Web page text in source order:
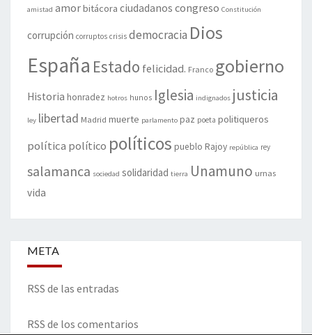
amistad amorbitácora ciudadanos congreso Constitución
corrupción corruptos crisis democracia Dios
España Estado felicidad. Franco gobierno
Historia honradez hotros hunos Iglesia indignados justicia
ley libertad Madrid muerte parlamento paz poeta politiqueros
política político políticos pueblo Rajoy república rey
salamanca sociedad solidaridad tierra Unamuno urnas
vida
META
RSS de las entradas
RSS de los comentarios